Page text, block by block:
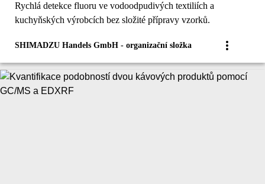
Rychlá detekce fluoru ve vodoodpudivých textiliích a
kuchyňských výrobcích bez složité přípravy vzorků.
SHIMADZU Handels GmbH - organizační složka